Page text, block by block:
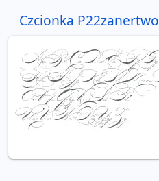
Czcionka P22zanertwo